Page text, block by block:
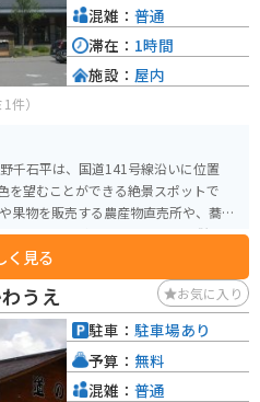
件）
千石平は、国道141号線沿いに位置
を望むことができる絶景スポットで
ンがあります。 また、併設さ
ネタリウムや天文台で満天の星空を楽
、ビーナスラインやメルヘン街道な
いるので、ツーリングの拠点として
や夏秋ピーマンはおすすめです。
く見る
混雑： 普通
滞在： 1時間
施設： 屋内
うえ お気に入り
駐車： 駐車場あり
予算： 無料
混雑： 普通